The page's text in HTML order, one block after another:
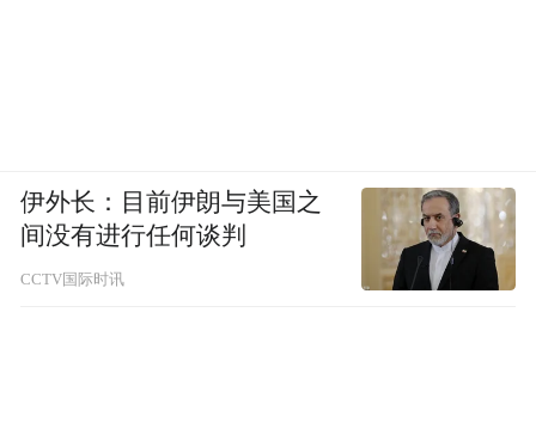
伊外长：目前伊朗与美国之
间没有进行任何谈判
CCTV国际时讯